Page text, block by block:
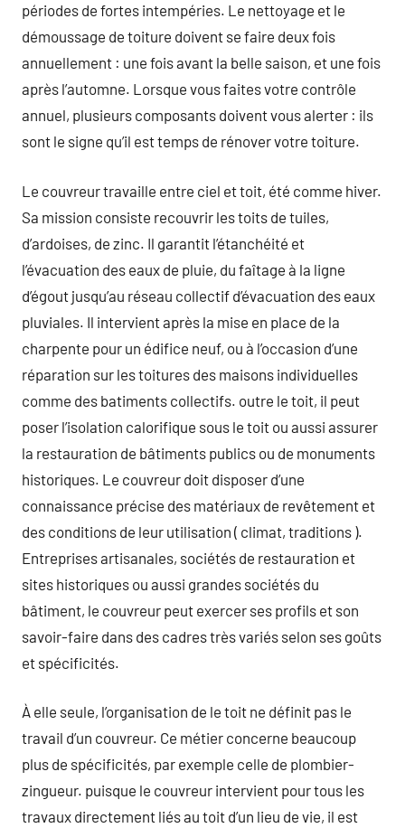
périodes de fortes intempéries. Le nettoyage et le
démoussage de toiture doivent se faire deux fois
annuellement : une fois avant la belle saison, et une fois
après l’automne. Lorsque vous faites votre contrôle
annuel, plusieurs composants doivent vous alerter : ils
sont le signe qu’il est temps de rénover votre toiture.
Le couvreur travaille entre ciel et toit, été comme hiver.
Sa mission consiste recouvrir les toits de tuiles,
d’ardoises, de zinc. Il garantit l’étanchéité et
l’évacuation des eaux de pluie, du faîtage à la ligne
d’égout jusqu’au réseau collectif d’évacuation des eaux
pluviales. Il intervient après la mise en place de la
charpente pour un édifice neuf, ou à l’occasion d’une
réparation sur les toitures des maisons individuelles
comme des batiments collectifs. outre le toit, il peut
poser l’isolation calorifique sous le toit ou aussi assurer
la restauration de bâtiments publics ou de monuments
historiques. Le couvreur doit disposer d’une
connaissance précise des matériaux de revêtement et
des conditions de leur utilisation ( climat, traditions ).
Entreprises artisanales, sociétés de restauration et
sites historiques ou aussi grandes sociétés du
bâtiment, le couvreur peut exercer ses profils et son
savoir-faire dans des cadres très variés selon ses goûts
et spécificités.
À elle seule, l’organisation de le toit ne définit pas le
travail d’un couvreur. Ce métier concerne beaucoup
plus de spécificités, par exemple celle de plombier-
zingueur. puisque le couvreur intervient pour tous les
travaux directement liés au toit d’un lieu de vie, il est